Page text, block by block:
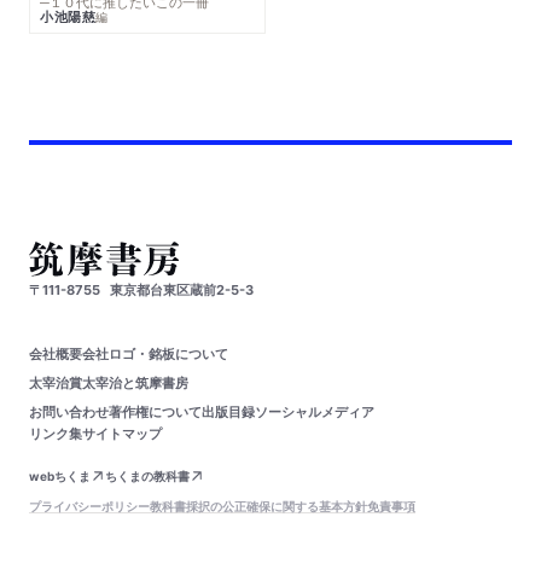
小池陽慈編
〒111-8755 東京都台東区蔵前2-5-3
会社概要会社ロゴ・銘板について
太宰治賞太宰治と筑摩書房
お問い合わせ著作権について出版目録ソーシャルメディア
リンク集サイトマップ
webちくま
ちくまの教科書
プライバシーポリシー教科書採択の公正確保に関する基本方針免責事項